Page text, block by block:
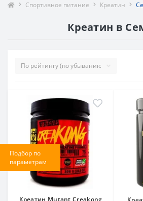
Подбор по
параметрам
Спортивное питание Креатин
Креатин в
Креатин Mutant Creakong